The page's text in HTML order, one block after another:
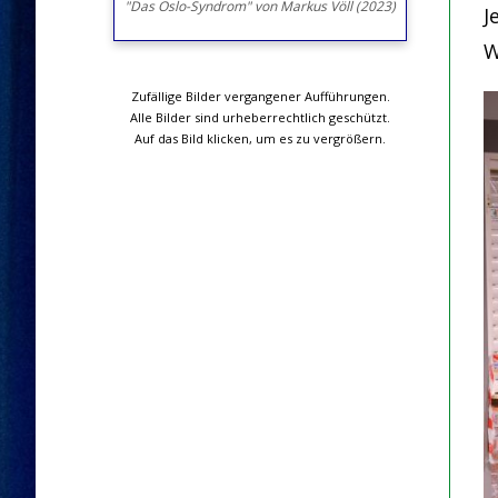
"Das Oslo-Syndrom" von Markus Völl (2023)
Zufällige Bilder vergangener Aufführungen.
Alle Bilder sind urheberrechtlich geschützt.
Auf das Bild klicken, um es zu vergrößern.